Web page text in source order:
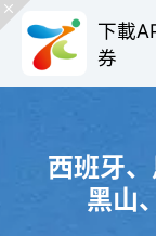
下載
券
西班牙、
黑山